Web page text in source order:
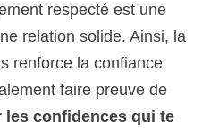
respecté est une
relation solide. Ainsi, la
renforce la confiance
faire preuve de
les confidences qui te